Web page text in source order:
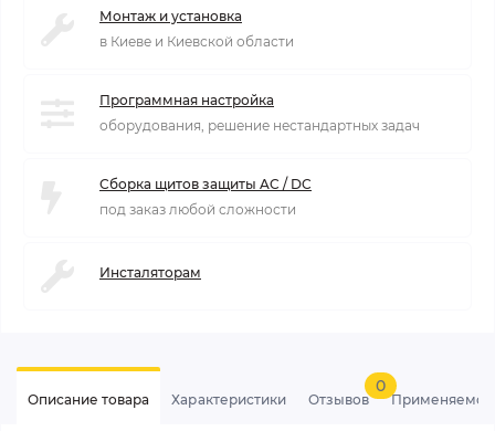
Монтаж и установка
в Киеве и Киевской области
Программная настройка
оборудования, решение нестандартных задач
Сборка щитов защиты AC / DC
под заказ любой сложности
Инсталяторам
Описание товара Характеристики Отзывов
0